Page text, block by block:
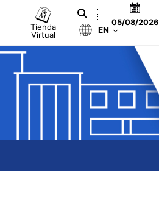
Tienda
Virtual
05/08/2026
EN